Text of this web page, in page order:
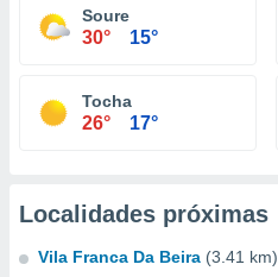
Soure
30° 15°
Tocha
26° 17°
Localidades próximas
Vila Franca Da Beira (3.41 km)